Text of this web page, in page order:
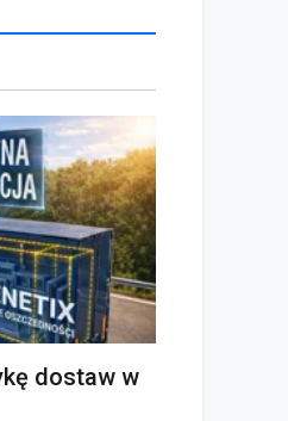
dostaw w